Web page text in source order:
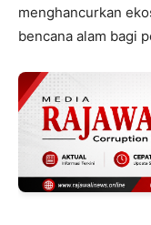
menghancurkan
bencana alam bagi